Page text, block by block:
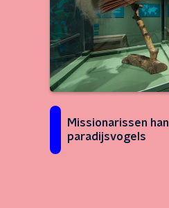
Missionarissen
paradijsvogels